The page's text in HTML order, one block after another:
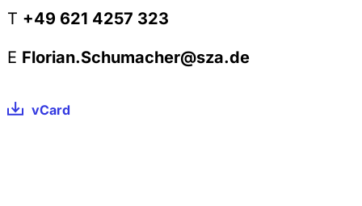
T +49 621 4257 323
E Florian.Schumacher@sza.de
vCard